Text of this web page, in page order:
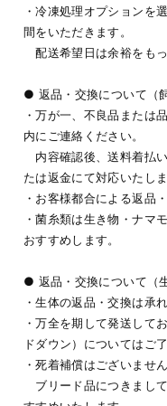
・冷凍処理オプションを
間をいただきます。
配送希望日は余裕をもっ
● 返品・交換について（
・万が一、不良品または
内にご連絡ください。
内容確認後、送料着払
たは返金にて対応いたしま
・お客様都合による返品
・菌糸類は生き物・ナマ
おすすめします。
● 返品・交換について（生
・生体の返品・交換は承れ
・万全を期して発送して
ドダウン）についてはご
・死着補償はございません
ブリード品につきまし